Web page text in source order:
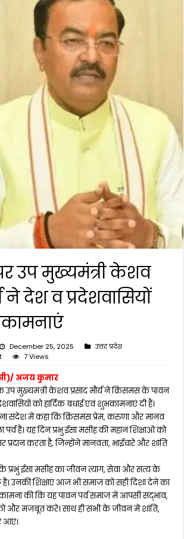
उप मुख्यमंत्री केशव
ने देश व प्रदेशवासियों
December 25, 2025
उत्तर प्रदेश
7 Views
अजय कुमार
उप मुख्यमंत्री केशव प्रसाद मौर्य ने क्रिसमस के पावन
को हार्दिक बधाई एवं शुभकामनाएं दी हैं।
संदेश में कहा कि क्रिसमस प्रेम, करुणा और मानव
है। यह दिन प्रभु ईसा मसीह की महान शिक्षाओं को
करता है, जिन्होंने मानवता, भाईचारे और शांति
प्रभु ईसा मसीह का जीवन त्याग, सेवा और सत्य के
है। उनकी शिक्षाएं आज भी समाज को सही दिशा देने का
कामना की कि यह पावन पर्व समाज में आपसी सद्भाव,
और मजबूत करे। साथ ही सभी के जीवन में शांति,
आए।